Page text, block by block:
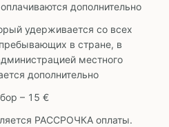
дополнительно
удерживается со всех
в стране, в
местного
дополнительно
– 15 €
РАССРОЧКА оплаты.